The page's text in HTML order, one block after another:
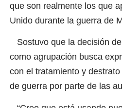
que son realmente los que
Unido durante la guerra de
Sostuvo que la decisión
como agrupación busca
con el tratamiento y
de guerra por parte de las